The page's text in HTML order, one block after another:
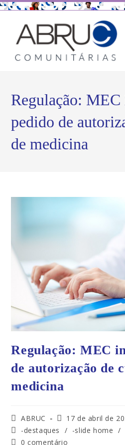
Regulação: MEC
pedido de
de medicina
Regulação: MEC
de autorização de
medicina
ABRUC
17 de abril de
-destaques
/ -slide home /
0 comentário